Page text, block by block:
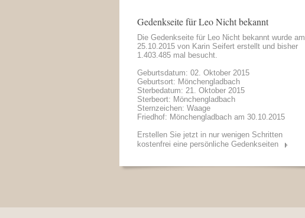
Gedenkseite für Leo Nicht bekannt
Die Gedenkseite für Leo Nicht bekannt wurde am
25.10.2015 von Karin Seifert erstellt und bisher
1.403.485 mal besucht.
Geburtsdatum: 02. Oktober 2015
Geburtsort: Mönchengladbach
Sterbedatum: 21. Oktober 2015
Sterbeort: Mönchengladbach
Sternzeichen: Waage
Friedhof: Mönchengladbach am 30.10.2015
Erstellen Sie jetzt in nur wenigen Schritten
kostenfrei eine persönliche Gedenkseiten